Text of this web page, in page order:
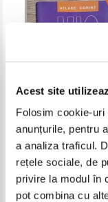
Acest site
Folosim cookie-
anunțurile, pentru
a analiza traficul.
rețele sociale, de
privire la modul în
pot combina cu
Zoe Partin - Mic atlas
16,00Lei 9,60
Adaugă în coș